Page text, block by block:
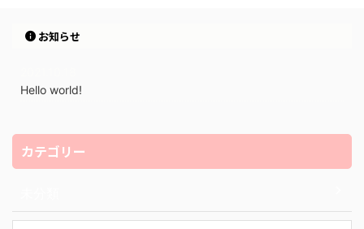
お知らせ
Hello world!
カテゴリー